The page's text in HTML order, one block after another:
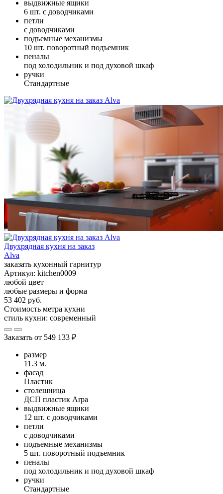
выдвижные ящики
6 шт. с доводчиками
петли
с доводчиками
подъемные механизмы
10 шт. поворотный подъемник
пеналы
под холодильник и под духовой шкаф
ручки
Стандартные
Двухрядная кухня на заказ
Alva
заказать кухонный гарнитур
Артикул: kitchen0009
любой цвет
любые размеры и форма
53 402 руб.
Стоимость метра кухни
стиль кухни: современный
Заказать от 549 133 ₽
размер
11.3 м.
фасад
Пластик
столешница
ДСП пластик Arpa
выдвижные ящики
12 шт. с доводчиками
петли
с доводчиками
подъемные механизмы
5 шт. поворотный подъемник
пеналы
под холодильник и под духовой шкаф
ручки
Стандартные